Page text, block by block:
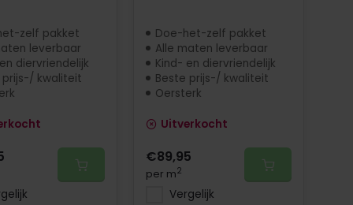
zelf pakket
leverbaar
diervriendelijk
prijs-/ kwaliteit
Doe-het-zelf pakket
Alle maten leverbaar
Kind- en diervriendelijk
Beste prijs-/ kwaliteit
Oersterk
Uitverkocht
€89,95
per m2
Vergelijk